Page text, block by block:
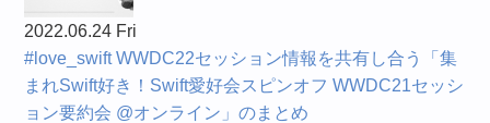
2022.06.24 Fri
#love_swift WWDC22セッション情報を共有し合う「集
まれSwift好き！Swift愛好会スピンオフ WWDC21セッシ
ョン要約会 @オンライン」のまとめ